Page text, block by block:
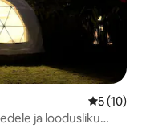
Keskmine
5 (10)
ja loodusliku